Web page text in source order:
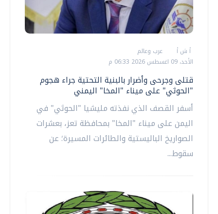
أ ش أ
عرب وعالم
الأحد، 09 اغسطس 2026 06:33 م
قتلى وجرحى وأضرار بالبنية التحتية جراء هجوم
"الحوثي" على ميناء "المخا" اليمني
أسفر القصف الذي نفذته مليشيا "الحوثي" في
اليمن على ميناء "المخا" بمحافظة تعز، بعشرات
الصواريخ الباليستية والطائرات المسيرة؛ عن
سقوط...